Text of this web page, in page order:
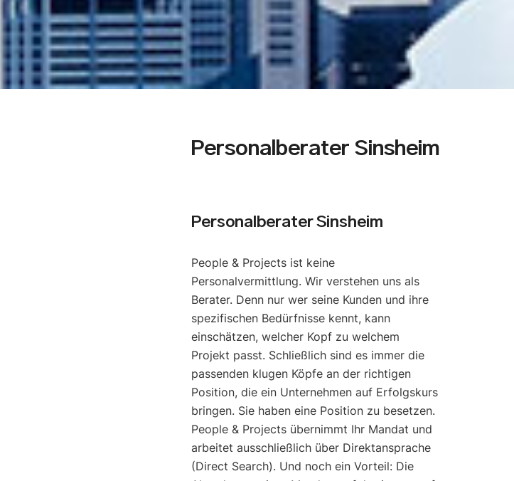
Personalberater Sinsheim
Personalberater Sinsheim
People & Projects ist keine
Personalvermittlung. Wir verstehen uns als
Berater. Denn nur wer seine Kunden und ihre
spezifischen Bedürfnisse kennt, kann
einschätzen, welcher Kopf zu welchem
Projekt passt. Schließlich sind es immer die
passenden klugen Köpfe an der richtigen
Position, die ein Unternehmen auf Erfolgskurs
bringen. Sie haben eine Position zu besetzen.
People & Projects übernimmt Ihr Mandat und
arbeitet ausschließlich über Direktansprache
(Direct Search). Und noch ein Vorteil: Die